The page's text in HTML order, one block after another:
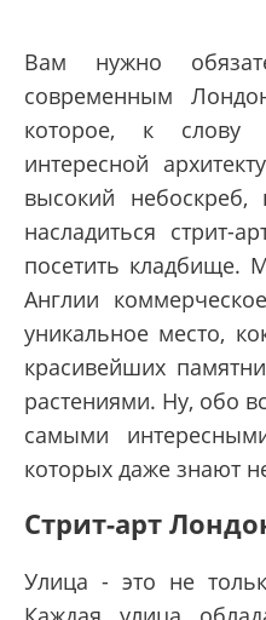
Вам нужно
современным
которое, к слову
интересной
высокий
насладиться стрит-
посетить
Англии
уникальное место,
красивейших
растениями. Ну, обо
самыми
которых даже знают
Стрит-арт
Улица - это не